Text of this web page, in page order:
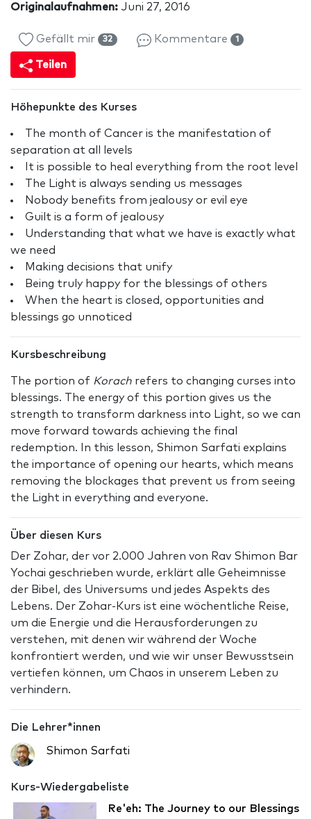
Originalaufnahmen: Juni 27, 2016
Gefällt mir 32 Kommentare 1
Teilen
Höhepunkte des Kurses
The month of Cancer is the manifestation of
separation at all levels
It is possible to heal everything from the root level
The Light is always sending us messages
Nobody benefits from jealousy or evil eye
Guilt is a form of jealousy
Understanding that what we have is exactly what
we need
Making decisions that unify
Being truly happy for the blessings of others
When the heart is closed, opportunities and
blessings go unnoticed
Kursbeschreibung
The portion of Korach refers to changing curses into
blessings. The energy of this portion gives us the
strength to transform darkness into Light, so we can
move forward towards achieving the final
redemption. In this lesson, Shimon Sarfati explains
the importance of opening our hearts, which means
removing the blockages that prevent us from seeing
the Light in everything and everyone.
Über diesen Kurs
Der Zohar, der vor 2.000 Jahren von Rav Shimon Bar
Yochai geschrieben wurde, erklärt alle Geheimnisse
der Bibel, des Universums und jedes Aspekts des
Lebens. Der Zohar-Kurs ist eine wöchentliche Reise,
um die Energie und die Herausforderungen zu
verstehen, mit denen wir während der Woche
konfrontiert werden, und wie wir unser Bewusstsein
vertiefen können, um Chaos in unserem Leben zu
verhindern.
Die Lehrer*innen
Shimon Sarfati
Kurs-Wiedergabeliste
Re'eh: The Journey to our Blessings